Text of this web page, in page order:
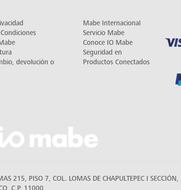
devolución o
Mabe Internacional
Servicio Mabe
Conoce IO Mabe
Seguridad en
Productos Conectados
215, PISO 7, COL. LOMAS DE CHAPULTEPEC I
C.P. 11000